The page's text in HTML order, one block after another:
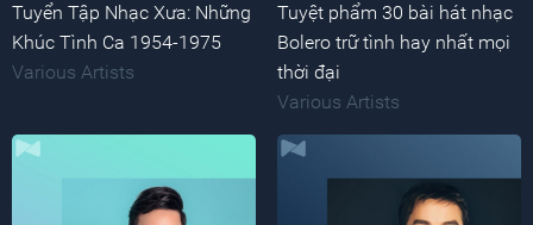
Tuyển Tập Nhạc Xưa: Những
Khúc Tình Ca 1954-1975
Various Artists
Tuyệt phẩm 30 bài hát nhạc
Bolero trữ tình hay nhất mọi
thời đại
Various Artists